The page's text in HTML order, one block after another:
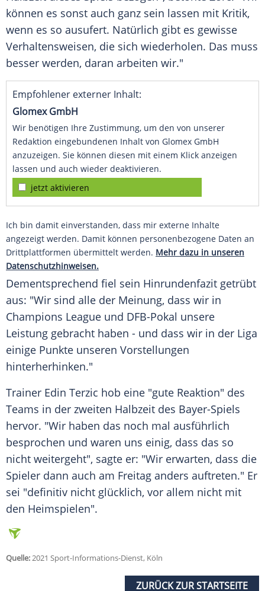
können es sonst auch ganz sein lassen mit Kritik,
wenn es so ausufert. Natürlich gibt es gewisse
Verhaltensweisen, die sich wiederholen. Das muss
besser werden, daran arbeiten wir."
Empfohlener externer Inhalt:
Glomex GmbH
Wir benötigen Ihre Zustimmung, um den von unserer
Redaktion eingebundenen Inhalt von Glomex GmbH
anzuzeigen. Sie können diesen mit einem Klick anzeigen
lassen und auch wieder deaktivieren.
jetzt aktivieren
Ich bin damit einverstanden, dass mir externe Inhalte
angezeigt werden. Damit können personenbezogene Daten an
Drittplattformen übermittelt werden. Mehr dazu in unseren
Datenschutzhinweisen.
Dementsprechend fiel sein Hinrundenfazit getrübt
aus: "Wir sind alle der Meinung, dass wir in
Champions League und DFB-Pokal unsere
Leistung gebracht haben - und dass wir in der Liga
einige Punkte unseren Vorstellungen
hinterherhinken."
Trainer Edin Terzic hob eine "gute Reaktion" des
Teams in der zweiten Halbzeit des Bayer-Spiels
hervor. "Wir haben das noch mal ausführlich
besprochen und waren uns einig, dass das so
nicht weitergeht", sagte er: "Wir erwarten, dass die
Spieler dann auch am Freitag anders auftreten." Er
sei "definitiv nicht glücklich, vor allem nicht mit
den Heimspielen".
Quelle:2021 Sport-Informations-Dienst, Köln
ZURÜCK ZUR STARTSEITE